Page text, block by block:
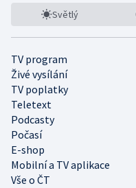
Světlý
TV program
Živé vysílání
TV poplatky
Teletext
Podcasty
Počasí
E-shop
Mobilní a TV aplikace
Vše o ČT